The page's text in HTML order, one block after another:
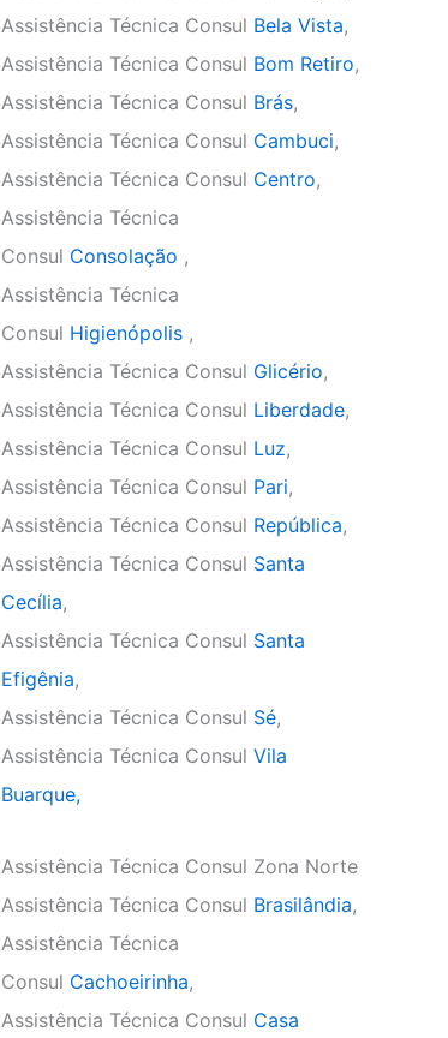
Assistência Técnica Consul Bela Vista,
Assistência Técnica Consul Bom Retiro,
Assistência Técnica Consul Brás,
Assistência Técnica Consul Cambuci,
Assistência Técnica Consul Centro,
Assistência Técnica
Consul Consolação ,
Assistência Técnica
Consul Higienópolis ,
Assistência Técnica Consul Glicério,
Assistência Técnica Consul Liberdade,
Assistência Técnica Consul Luz,
Assistência Técnica Consul Pari,
Assistência Técnica Consul República,
Assistência Técnica Consul Santa
Cecília,
Assistência Técnica Consul Santa
Efigênia,
Assistência Técnica Consul Sé,
Assistência Técnica Consul Vila
Buarque,
Assistência Técnica Consul Zona Norte
Assistência Técnica Consul Brasilândia,
Assistência Técnica
Consul Cachoeirinha,
Assistência Técnica Consul Casa